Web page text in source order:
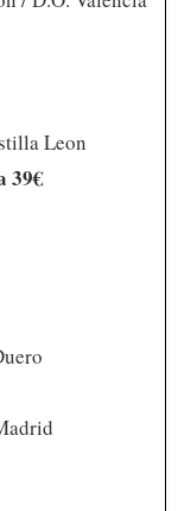
Leon
39€